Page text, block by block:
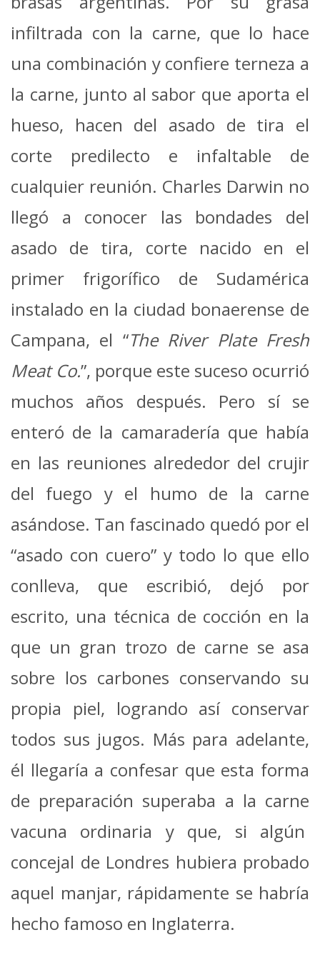
infiltrada con la carne, que lo hace
una combinación y confiere terneza a
la carne, junto al sabor que aporta el
hueso, hacen del asado de tira el
corte predilecto e infaltable de
cualquier reunión. Charles Darwin no
llegó a conocer las bondades del
asado de tira, corte nacido en el
primer frigorífico de Sudamérica
instalado en la ciudad bonaerense de
Campana, el “The River Plate Fresh
Meat Co.”, porque este suceso ocurrió
muchos años después. Pero sí se
enteró de la camaradería que había
en las reuniones alrededor del crujir
del fuego y el humo de la carne
asándose. Tan fascinado quedó por el
“asado con cuero” y todo lo que ello
conlleva, que escribió, dejó por
escrito, una técnica de cocción en la
que un gran trozo de carne se asa
sobre los carbones conservando su
propia piel, logrando así conservar
todos sus jugos. Más para adelante,
él llegaría a confesar que esta forma
de preparación superaba a la carne
vacuna ordinaria y que, si algún
concejal de Londres hubiera probado
aquel manjar, rápidamente se habría
hecho famoso en Inglaterra.